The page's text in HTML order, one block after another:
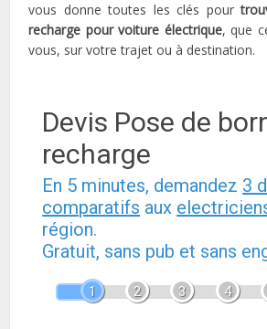
vous donne toutes les clés pour
recharge pour voiture électrique, que
vous, sur votre trajet ou à destination.
Devis Pose de
recharge
En 5 minutes, demandez 3
comparatifs aux
région.
Gratuit, sans pub et sans
1 2 3 4